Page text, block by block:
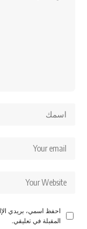
احفظ اسمي، بريدي
المقبلة في تعليقي.